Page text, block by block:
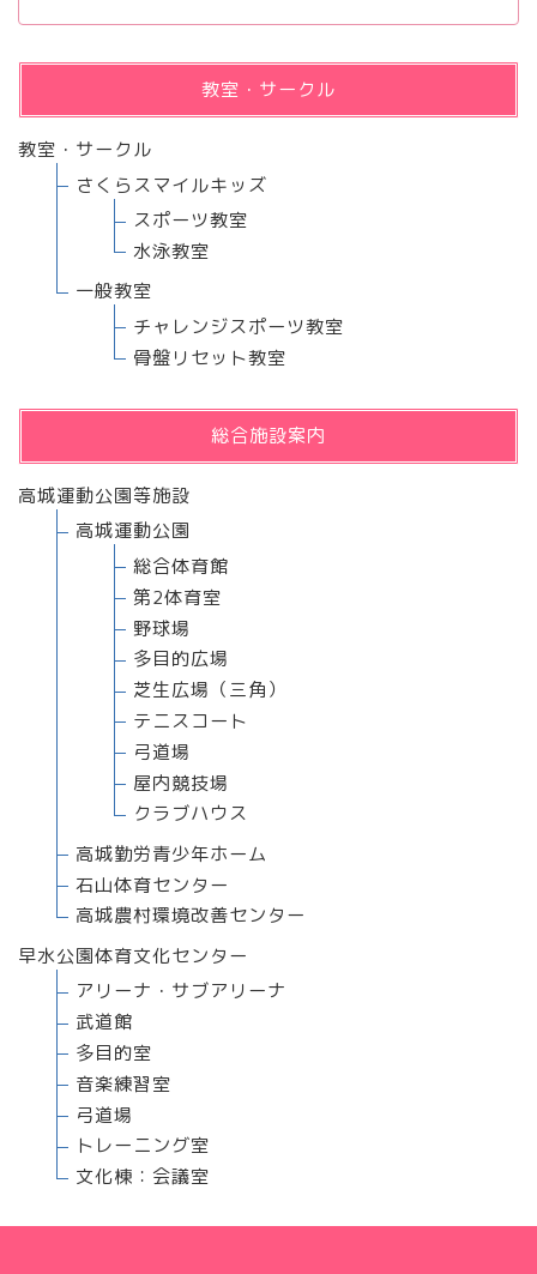
教室・サークル
教室・サークル
さくらスマイルキッズ
スポーツ教室
水泳教室
一般教室
チャレンジスポーツ教室
骨盤リセット教室
総合施設案内
高城運動公園等施設
高城運動公園
総合体育館
第2体育室
野球場
多目的広場
芝生広場（三角）
テニスコート
弓道場
屋内競技場
クラブハウス
高城勤労青少年ホーム
石山体育センター
高城農村環境改善センター
早水公園体育文化センター
アリーナ・サブアリーナ
武道館
多目的室
音楽練習室
弓道場
トレーニング室
文化棟：会議室